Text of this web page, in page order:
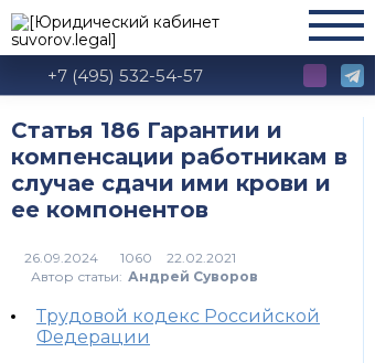
+7 (495) 532-54-57
Статья 186 Гарантии и
компенсации работникам в
случае сдачи ими крови и
ее компонентов
1060
Автор статьи: Андрей Суворов
Трудовой кодекс Российской
Федерации